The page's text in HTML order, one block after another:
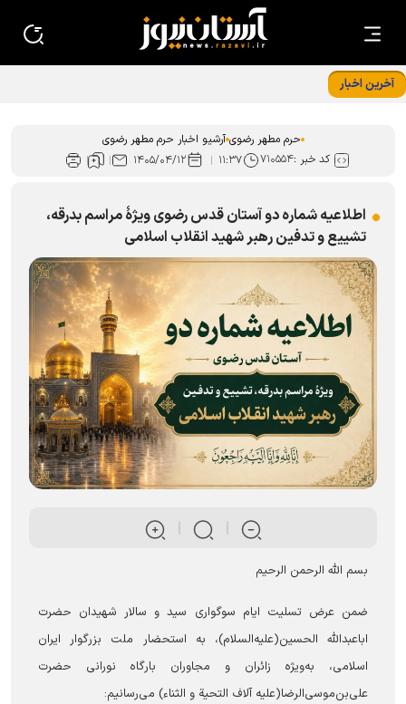
آخرین اخبار
حرم مطهر رضوی آرشیو اخبار حرم مطهر رضوی
کد خبر :۷۱۰۵۵۴ ۱۱:۳۷ ۱۴۰۵/۰۴/۱۲
اطلاعیه شماره دو آستان قدس رضوی ویژهٔ مراسم بدرقه،
تشییع و تدفین رهبر شهید انقلاب اسلامی
بسم الله الرحمن الرحیم
ضمن عرض تسلیت ایام سوگواری سید و سالار شهیدان حضرت
اباعبدالله الحسین‌(علیه‌السلام)، به استحضار ملت بزرگوار ایران
اسلامی، به‌ویژه زائران و مجاوران بارگاه نورانی حضرت
علی‌بن‌موسی‌الرضا‌(علیه آلاف التحیة و الثناء) می‌رسانیم: